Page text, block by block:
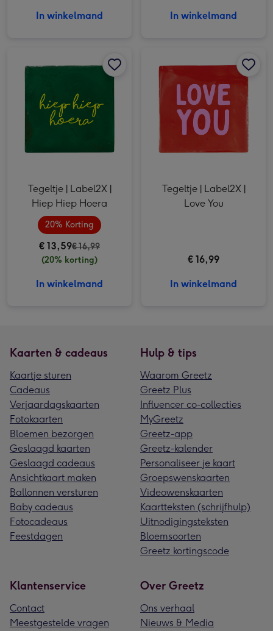
In winkelmand In winkelmand
Tegeltje | Label2X |
Hiep Hiep Hoera
20% Korting
€ 13,59€ 16,99
(20% korting)
In winkelmand
Tegeltje | Label2X |
Love You
€ 16,99
In winkelmand
Kaarten & cadeaus
Kaartje sturen
Cadeaus
Verjaardagskaarten
Fotokaarten
Bloemen bezorgen
Geslaagd kaarten
Geslaagd cadeaus
Ansichtkaart maken
Ballonnen versturen
Baby cadeaus
Fotocadeaus
Feestdagen
Hulp & tips
Waarom Greetz
Greetz Plus
Influencer co-collecties
MyGreetz
Greetz-app
Greetz-kalender
Personaliseer je kaart
Groepswenskaarten
Videowenskaarten
Kaartteksten (schrijfhulp)
Uitnodigingsteksten
Bloemsoorten
Greetz kortingscode
Klantenservice
Contact
Meestgestelde vragen
Over Greetz
Ons verhaal
Nieuws & Media